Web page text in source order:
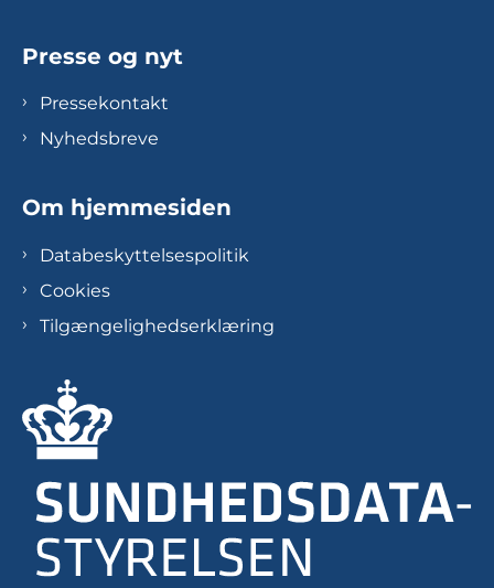
Presse og nyt
Pressekontakt
Nyhedsbreve
Om hjemmesiden
Databeskyttelsespolitik
Cookies
Tilgængelighedserklæring